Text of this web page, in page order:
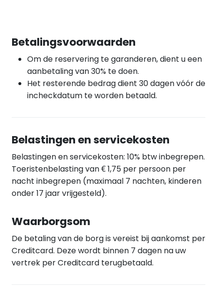
Betalingsvoorwaarden
Om de reservering te garanderen, dient u een
aanbetaling van 30% te doen.
Het resterende bedrag dient 30 dagen vóór de
incheckdatum te worden betaald.
Belastingen en servicekosten
Belastingen en servicekosten: 10% btw inbegrepen.
Toeristenbelasting van € 1,75 per persoon per
nacht inbegrepen (maximaal 7 nachten, kinderen
onder 17 jaar vrijgesteld).
Waarborgsom
De betaling van de borg is vereist bij aankomst per
Creditcard. Deze wordt binnen 7 dagen na uw
vertrek per Creditcard terugbetaald.